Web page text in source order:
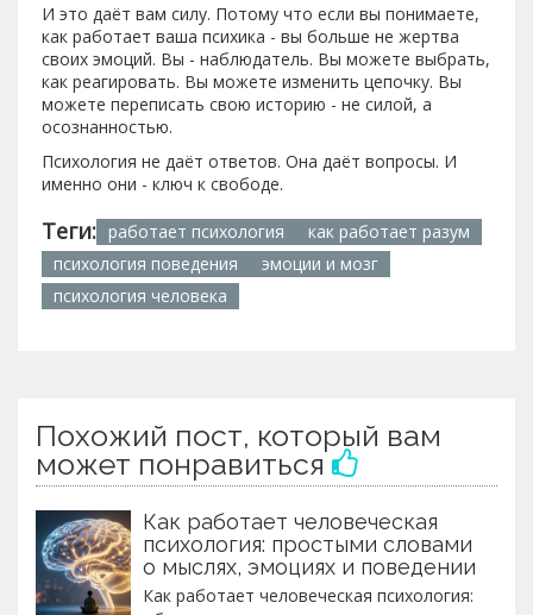
И это даёт вам силу. Потому что если вы понимаете,
как работает ваша психика - вы больше не жертва
своих эмоций. Вы - наблюдатель. Вы можете выбрать,
как реагировать. Вы можете изменить цепочку. Вы
можете переписать свою историю - не силой, а
осознанностью.
Психология не даёт ответов. Она даёт вопросы. И
именно они - ключ к свободе.
Теги: работает психология
как работает разум
психология поведения
эмоции и мозг
психология человека
Похожий пост, который вам
может понравиться
Как работает человеческая
психология: простыми словами
о мыслях, эмоциях и поведении
Как работает человеческая психология: